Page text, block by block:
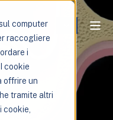
computer
raccogliere
i
cookie
offrire un
tramite altri
cookie,